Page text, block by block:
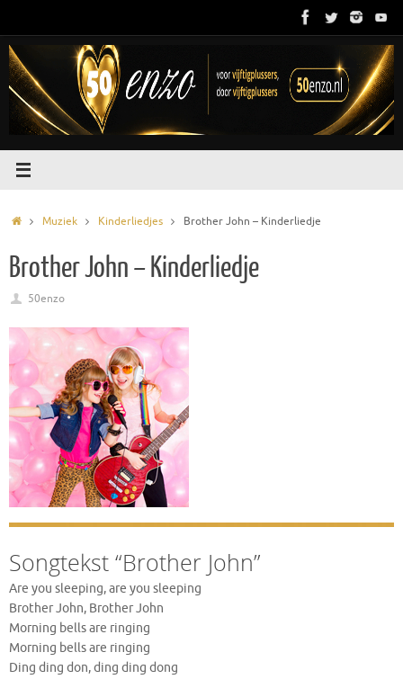
de
inhoud
HomeMuziek Kinderliedjes Brother John – Kinderliedje
Brother John – Kinderliedje
50enzo
Songtekst “Brother John”
Are you sleeping, are you sleeping
Brother John, Brother John
Morning bells are ringing
Morning bells are ringing
Ding ding don, ding ding dong